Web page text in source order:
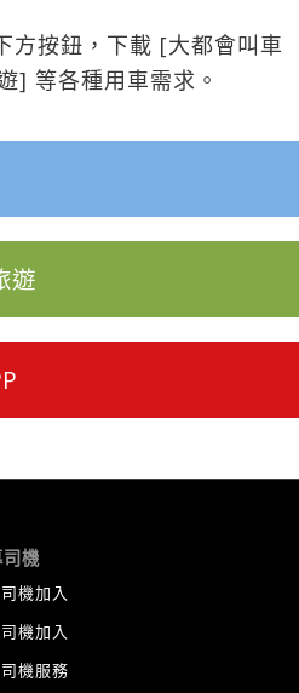
方按鈕，下載 [大都會叫車
] 等各種用車需求。
遊
機
機加入
機加入
機服務